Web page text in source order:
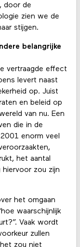
door de
zien we de
stijgen.
belangrijke
vertraagde effect
levert naast
op. Juist
en beleid op
van nu. Een
die in de
enorm veel
het aantal
hiervoor zou zijn
het omgaan
waarschijnlijk
Vaak wordt
zullen
zou niet